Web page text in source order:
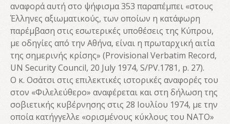
αναφορά αυτή στο ψήφισμα 353 παραπέμπει «στους
Έλληνες αξιωματικούς, των οποίων η κατάφωρη
παρέμβαση στις εσωτερικές υποθέσεις της Κύπρου,
με οδηγίες από την Αθήνα, είναι η πρωταρχική αιτία
της σημερινής κρίσης» (Provisional Verbatim Record,
UN Security Council, 20 July 1974, S/PV.1781, p. 27).
Ο κ. Οσάτσι στις επιλεκτικές ιστορικές αναφορές του
στον «Φιλελεύθερο» αναφέρεται και στη δήλωση της
σοβιετικής κυβέρνησης στις 28 Ιουλίου 1974, με την
οποία κατήγγελλε «ορισμένους κύκλους του ΝΑΤΟ»